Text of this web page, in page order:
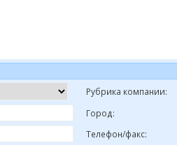
Рубрика компании:
Город:
Телефон/факс: